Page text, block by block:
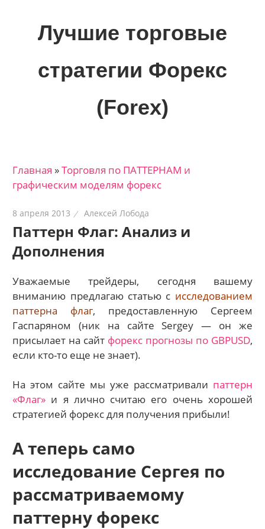
Лучшие торговые
стратегии Форекс
(Forex)
трейдеров
на
рынках:
стратегии,
сигналы,
новости…
Главная »Торговля по ПАТТЕРНАМ и
графическим моделям форекс
8 апреля 2013 Алексей Лобода
Паттерн Флаг: Анализ и
Дополнения
Уважаемые трейдеры, сегодня вашему
вниманию предлагаю статью с исследованием
паттерна флаг, предоставленную Сергеем
Гаспаряном (ник на сайте Sergey — он же
присылает на сайт форекс прогнозы по GBPUSD,
если кто-то еще не знает).
На этом сайте мы уже рассматривали паттерн
«Флаг» и я лично считаю его очень хорошей
стратегией форекс для получения прибыли!
А теперь само
исследование Сергея по
рассматриваемому
паттерну форекс